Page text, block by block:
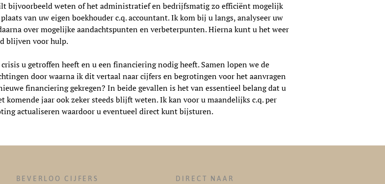
bijvoorbeeld weten of het administratief en bedrijfsmatig zo efficiënt mogelijk
van uw eigen boekhouder c.q. accountant. Ik kom bij u langs, analyseer uw
over mogelijke aandachtspunten en verbeterpunten. Hierna kunt u het weer
blijven voor hulp.
u getroffen heeft en u een financiering nodig heeft. Samen lopen we de
door waarna ik dit vertaal naar cijfers en begrotingen voor het aanvragen
financiering gekregen? In beide gevallen is het van essentieel belang dat u
jaar ook zeker steeds blijft weten. Ik kan voor u maandelijks c.q. per
actualiseren waardoor u eventueel direct kunt bijsturen.
BEVERLOO CIJFERS DIRECT NAAR